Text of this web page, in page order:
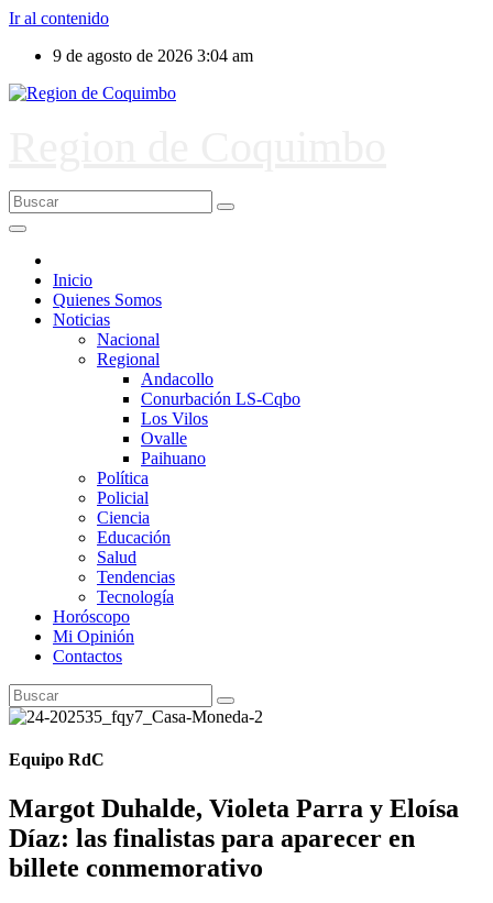
Ir al contenido
9 de agosto de 2026 3:04 am
Inicio
Quienes Somos
Noticias
Nacional
Regional
Andacollo
Conurbación LS-Cqbo
Los Vilos
Ovalle
Paihuano
Política
Policial
Ciencia
Educación
Salud
Tendencias
Tecnología
Horóscopo
Mi Opinión
Contactos
Equipo RdC
Margot Duhalde, Violeta Parra y Eloísa
Díaz: las finalistas para aparecer en
billete conmemorativo